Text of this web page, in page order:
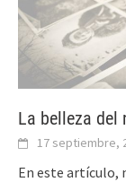
La belleza del
17 septiembre,
En este artículo,